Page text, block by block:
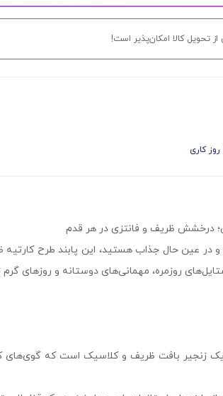
درخشش ظریف و فانتزی در هر قدم
در عین حال جذاب هستید، این پابند طرح
روزمره، مهمانی‌های دوستانه و روزهای
زنجیر بافت ظریف و کلاسیک است که گوی‌های